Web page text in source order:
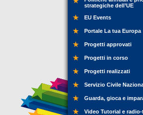
strategiche dell’UE
EU Events
Portale La tua Europa
Progetti approvati
Progetti in corso
Progetti realizzati
Servizio Civile
Guarda, gioca e
Video Tutorial e